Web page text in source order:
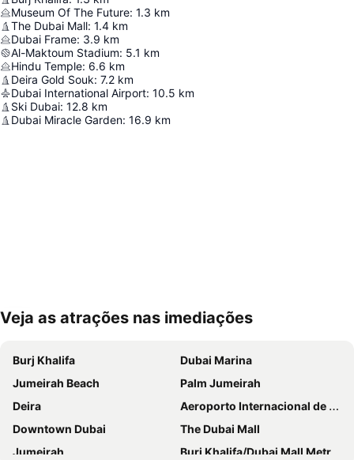
Museum Of The Future: 1.3 km
The Dubai Mall: 1.4 km
Dubai Frame: 3.9 km
Al-Maktoum Stadium: 5.1 km
Hindu Temple: 6.6 km
Deira Gold Souk: 7.2 km
Dubai International Airport: 10.5 km
Ski Dubai: 12.8 km
Dubai Miracle Garden: 16.9 km
Ampliar mapa
Veja as atrações nas imediações
Burj Khalifa
Dubai Marina
Jumeirah Beach
Palm Jumeirah
Deira
Aeroporto Internacional de Dubai
Downtown Dubai
The Dubai Mall
Jumeirah
Burj Khalifa/Dubai Mall Metro Station